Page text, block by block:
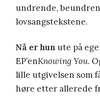
undrende,
lovsangstekstene.
Nå er hun ute på
EP’enKnowing You.
lille utgivelsen som
høre etter allerede